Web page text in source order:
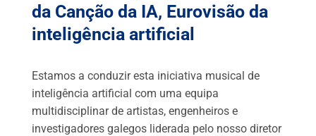
da Canção da IA, Eurovisão da
inteligência artificial
Estamos a conduzir esta iniciativa musical de
inteligência artificial com uma equipa
multidisciplinar de artistas, engenheiros e
investigadores galegos liderada pelo nosso diretor